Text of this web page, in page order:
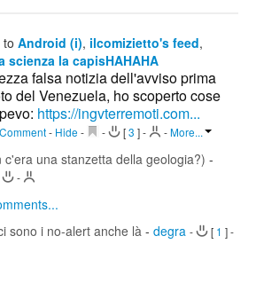
to Android (i), ilcomizietto's feed,
scienza la capisHAHAHA
falsa notizia dell'avviso prima
del Venezuela, ho scoperto cose
https://ingvterremoti.com...
Comment- Hide - - [3 ]- -More...
c'era una stanzetta della geologia?) -
-
sono i no-alert anche là - degra - [ 1 ]-